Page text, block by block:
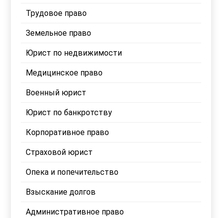
Трудовое право
Земельное право
Юрист по недвижимости
Медицинское право
Военный юрист
Юрист по банкротству
Корпоративное право
Страховой юрист
Опека и попечительство
Взыскание долгов
Административное право